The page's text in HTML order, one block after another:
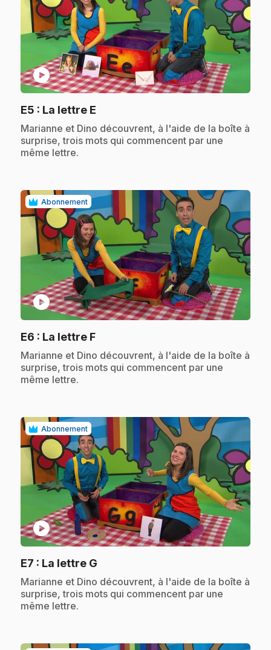
play_circle
E5 : La lettre E
.Marianne et Dino découvrent, à l'aide de la boîte à
surprise, trois mots qui commencent par une
même lettre.
Abonnement
play_circle
E6 : La lettre F.
.Marianne et Dino découvrent, à l'aide de la boîte à
surprise, trois mots qui commencent par une
même lettre.
Abonnement
play_circle
E7 : La lettre G
.Marianne et Dino découvrent, à l'aide de la boîte à
surprise, trois mots qui commencent par une
même lettre.